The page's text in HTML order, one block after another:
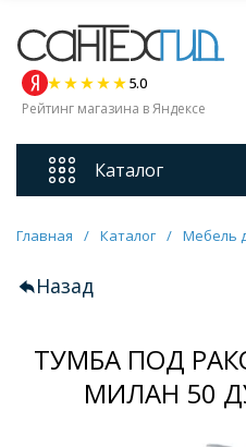
5.0
Рейтинг магазина в Яндексе
Каталог
Смесители
Унитазы
Мебель для
Главная / Каталог / Мебель
Назад
ТУМБА ПОД
МИЛАН 50